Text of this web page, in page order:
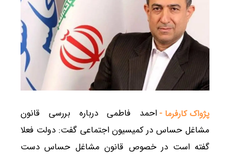
پژواک کارفرما - احمد فاطمی درباره بررسی قانون
مشاغل حساس در کمیسیون اجتماعی گفت: دولت فعلا
گفته است در خصوص قانون مشاغل حساس دست